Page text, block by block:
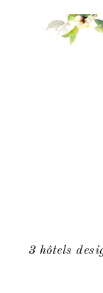
3 hôtels